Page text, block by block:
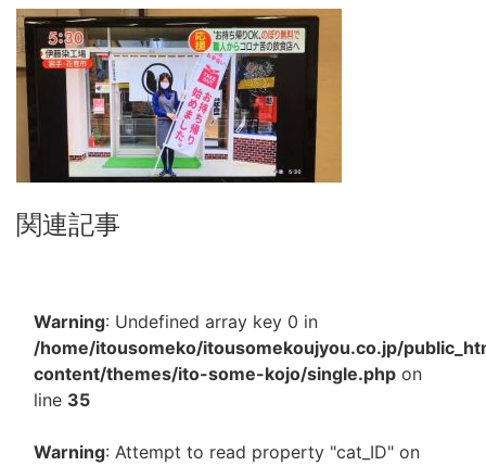
関連記事
Warning: Undefined array key 0 in
/home/itousomeko/itousomekoujyou.co.jp/
content/themes/ito-some-kojo/single.php on
line 35
Warning: Attempt to read property "cat_ID" on